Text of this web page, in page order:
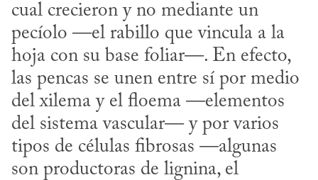
cual crecieron y no mediante un
pecíolo —el rabillo que vincula a la
hoja con su base foliar—. En efecto,
las pencas se unen entre sí por medio
del xilema y el floema —elementos
del sistema vascular— y por varios
tipos de células fibrosas —algunas
son productoras de lignina, el